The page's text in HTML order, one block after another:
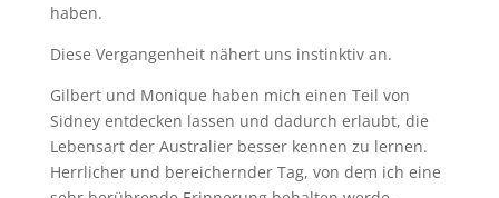
haben.
Diese Vergangenheit nähert uns instinktiv an.
Gilbert und Monique haben mich einen Teil von
Sidney entdecken lassen und dadurch erlaubt, die
Lebensart der Australier besser kennen zu lernen.
Herrlicher und bereichernder Tag, von dem ich eine